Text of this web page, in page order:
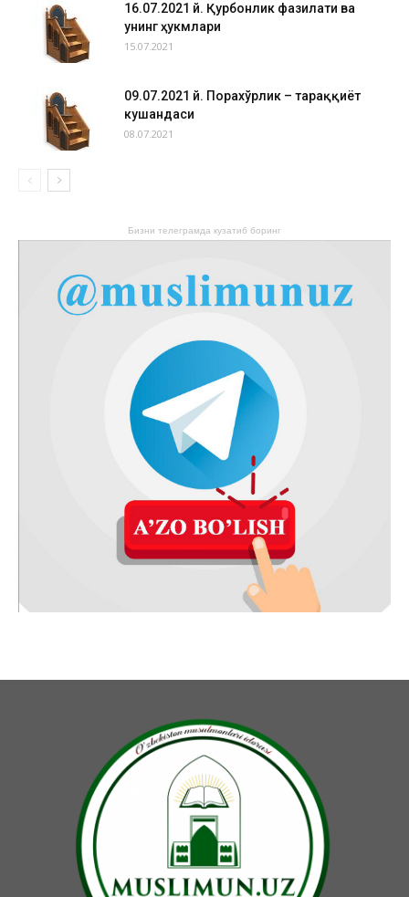
16.07.2021 й. Қурбонлик фазилати ва
унинг ҳукмлари
15.07.2021
09.07.2021 й. Порахўрлик – тараққиёт
кушандаси
08.07.2021
Бизни телеграмда кузатиб боринг